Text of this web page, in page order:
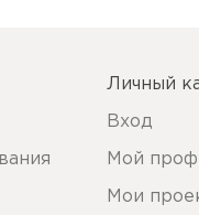
Личный
Вход
Мой
Мои